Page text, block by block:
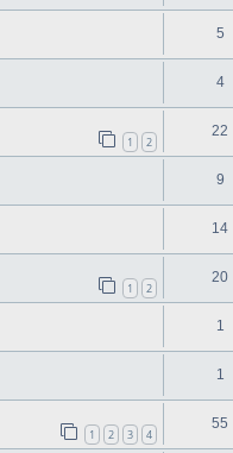
5
4
1 2
22
9
14
1 2
20
1
1
1 2 3 4
55